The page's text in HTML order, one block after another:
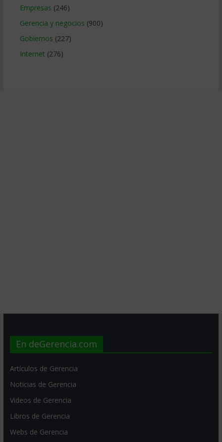
Empresas (246)
Gerencia y negocios (900)
Gobiernos (227)
Internet (276)
En deGerencia.com
Artículos de Gerencia
Noticias de Gerencia
Videos de Gerencia
Libros de Gerencia
Webs de Gerencia